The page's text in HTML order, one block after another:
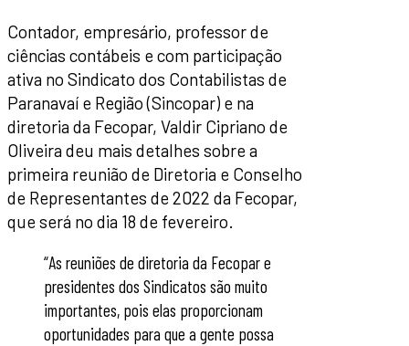
Contador, empresário, professor de
ciências contábeis e com participação
ativa no Sindicato dos Contabilistas de
Paranavaí e Região (Sincopar) e na
diretoria da Fecopar, Valdir Cipriano de
Oliveira deu mais detalhes sobre a
primeira reunião de Diretoria e Conselho
de Representantes de 2022 da Fecopar,
que será no dia 18 de fevereiro.
“As reuniões de diretoria da Fecopar e
presidentes dos Sindicatos são muito
importantes, pois elas proporcionam
oportunidades para que a gente possa